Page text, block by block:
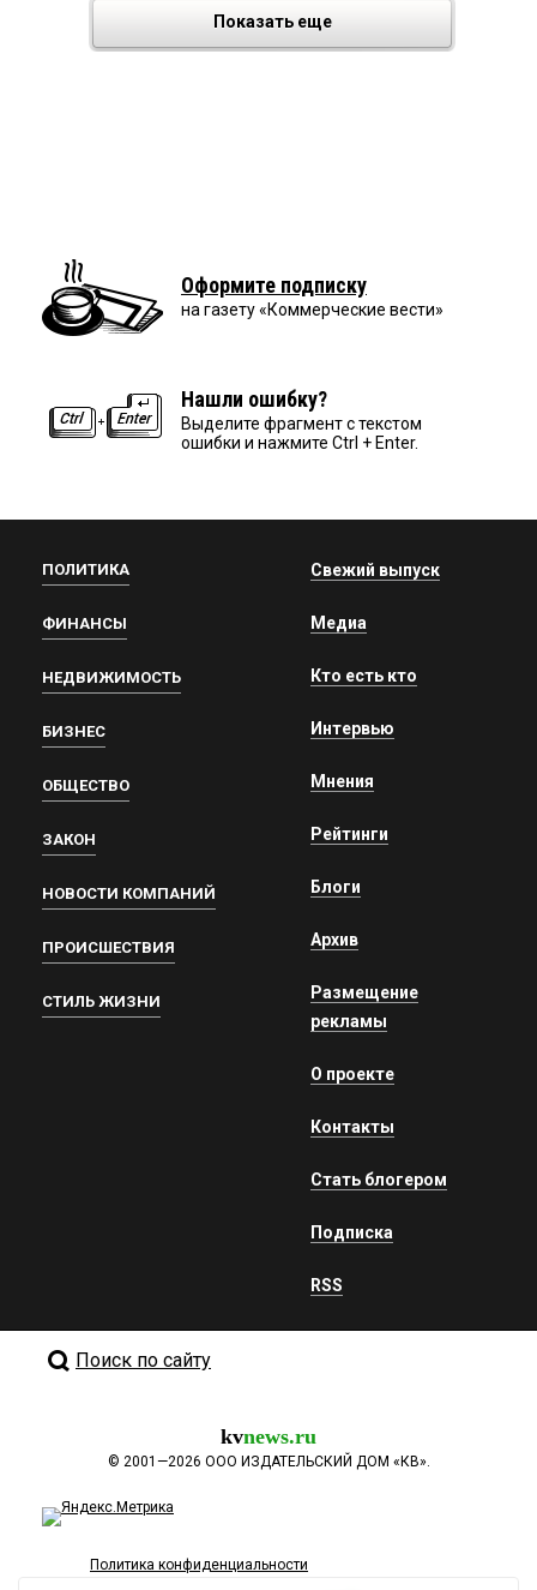
Показать еще
Оформите подписку
на газету «Коммерческие вести»
Нашли ошибку?
Выделите фрагмент с текстом
ошибки и нажмите Ctrl + Enter.
ПОЛИТИКА
ФИНАНСЫ
НЕДВИЖИМОСТЬ
БИЗНЕС
ОБЩЕСТВО
ЗАКОН
НОВОСТИ КОМПАНИЙ
ПРОИСШЕСТВИЯ
СТИЛЬ ЖИЗНИ
Свежий выпуск
Медиа
Кто есть кто
Интервью
Мнения
Рейтинги
Блоги
Архив
Размещение
рекламы
О проекте
Контакты
Стать блогером
Подписка
RSS
Поиск по сайту
kvnews.ru
© 2001—2026 ООО ИЗДАТЕЛЬСКИЙ ДОМ «КВ».
Политика конфиденциальности